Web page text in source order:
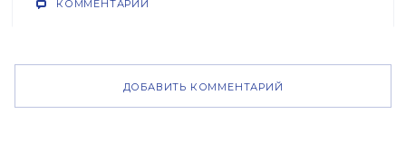
КОММЕНТАРИИ
ДОБАВИТЬ КОММЕНТАРИЙ